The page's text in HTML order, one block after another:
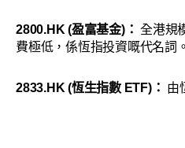
2800.HK (盈富基金)： 全港規
費極低，係恆指投資嘅代名詞。
2833.HK (恆生指數 ETF)： 由